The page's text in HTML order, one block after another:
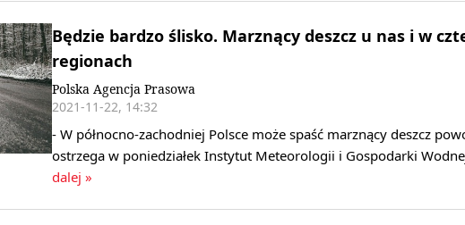
Będzie bardzo ślisko. Marznący deszcz u nas i w
regionach
Polska Agencja Prasowa
2021-11-22, 14:32
- W północno-zachodniej Polsce może spaść marznący deszcz
ostrzega w poniedziałek Instytut Meteorologii i Gospodarki
dalej »